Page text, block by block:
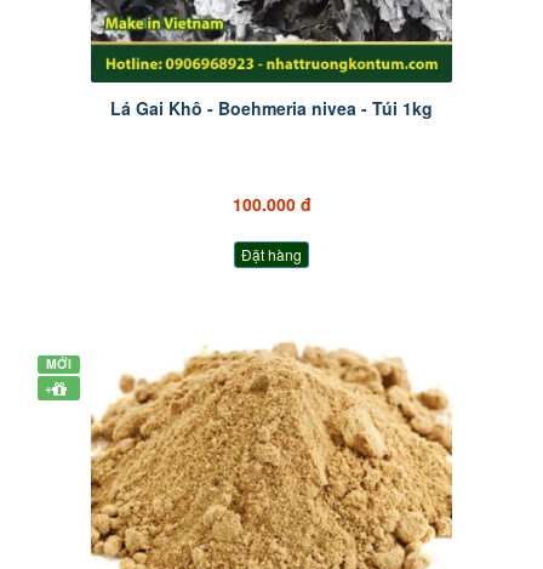
Lá Gai Khô - Boehmeria nivea - Túi 1kg
100.000 đ
Đặt hàng
MỚI
+